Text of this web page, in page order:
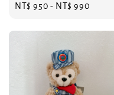
Regular
NT$ 950 - NT$ 990